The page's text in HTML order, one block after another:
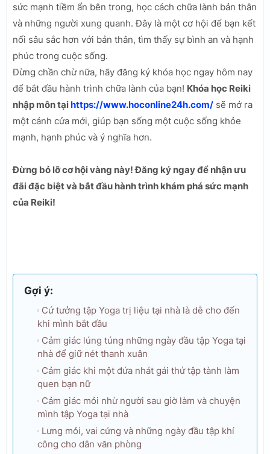
sức mạnh tiềm ẩn bên trong, học cách chữa lành bản thân
và những người xung quanh. Đây là một cơ hội để bạn kết
nối sâu sắc hơn với bản thân, tìm thấy sự bình an và hạnh
phúc trong cuộc sống.
Đừng chần chừ nữa, hãy đăng ký khóa học ngay hôm nay
để bắt đầu hành trình chữa lành của bạn! Khóa học Reiki
nhập môn tạihttps://www.hoconline24h.com/ sẽ mở ra
một cánh cửa mới, giúp bạn sống một cuộc sống khỏe
mạnh, hạnh phúc và ý nghĩa hơn.
Đừng bỏ lỡ cơ hội vàng này! Đăng ký ngay để nhận ưu
đãi đặc biệt và bắt đầu hành trình khám phá sức mạnh
của Reiki!
Gợi ý:
Cứ tưởng tập Yoga trị liệu tại nhà là dễ cho đến
khi mình bắt đầu
Cảm giác lúng túng những ngày đầu tập Yoga tại
nhà để giữ nét thanh xuân
Cảm giác khi một đứa nhát gái thử tập tành làm
quen bạn nữ
Cảm giác mỏi nhừ người sau giờ làm và chuyện
mình tập Yoga tại nhà
Lưng mỏi, vai cứng và những ngày đầu tập khí
công cho dân văn phòng